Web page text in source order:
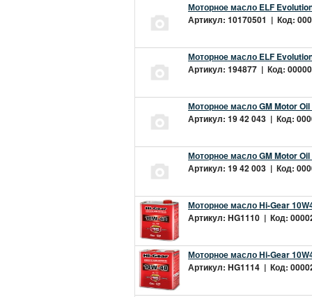
Моторное масло ELF
Артикул: 10170501 | Код:
Моторное масло ELF
Артикул: 194877 | Код:
Моторное масло GM Motor Oil
Артикул: 19 42 043 | Код:
Моторное масло GM Motor
Артикул: 19 42 003 | Код:
Моторное масло Hi-Gear
Артикул: HG1110 | Код:
Моторное масло Hi-Gear
Артикул: HG1114 | Код: